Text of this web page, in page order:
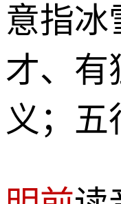
意指冰
才、有
义；五